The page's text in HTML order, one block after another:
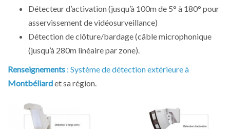
Détecteur d’activation (jusqu’à 100m de 5° à 180° pour
asservissement de vidéosurveillance)
Détection de clôture/bardage (câble microphonique
(jusqu’à 280m linéaire par zone).
Renseignements : Système de détection extérieure à
Montbéliardet sa région.